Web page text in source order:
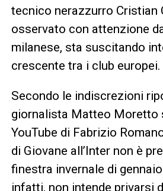
tecnico nerazzurro Cristian
osservato con attenzione
milanese, sta suscitando
crescente tra i club europei.
Secondo le indiscrezioni
giornalista Matteo Moretto
YouTube di Fabrizio
di Giovane all’Inter non è
finestra invernale di
infatti, non intende privarsi